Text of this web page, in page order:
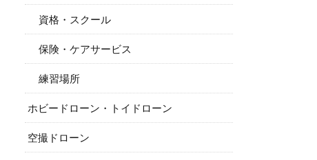
資格・スクール
保険・ケアサービス
練習場所
ホビードローン・トイドローン
空撮ドローン